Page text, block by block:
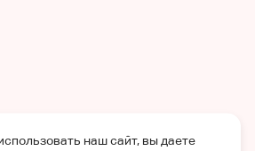
наш сайт, вы даете